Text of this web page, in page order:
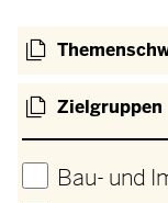
Zielgruppen
Bau- und